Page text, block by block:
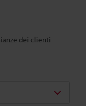
dei clienti